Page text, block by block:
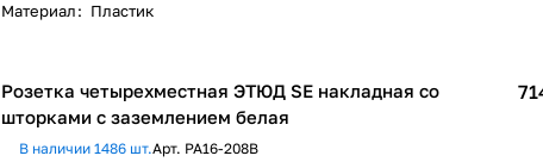
Материал: Пластик
Розетка четырехместная ЭТЮД SE накладная со
шторками с заземлением белая
В наличии 1486 шт.Арт. PA16-208B